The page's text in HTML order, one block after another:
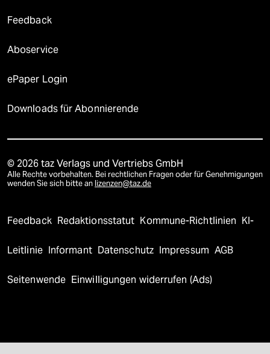
Feedback
Aboservice
ePaper Login
Downloads für Abonnierende
© 2026 taz Verlags und Vertriebs GmbH
Alle Rechte vorbehalten. Bei rechtlichen Fragen oder für Genehmigungen
wenden Sie sich bitte an lizenzen@taz.de
Feedback Redaktionsstatut Kommune-Richtlinien KI-
Leitlinie Informant Datenschutz Impressum AGB
Seitenwende Einwilligungen widerrufen (Ads)